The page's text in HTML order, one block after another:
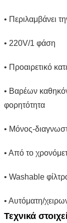
• Περιλαμβάνει
• 220V/1 φάση
• Προαιρετικό
• Βαρέων
φορητότητα
• Μόνος-
• Από το
• Washable
• Αυτόματη/
Τεχνικά